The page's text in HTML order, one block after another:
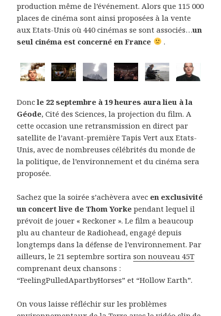
production même de l’événement. Alors que 115 000
places de cinéma sont ainsi proposées à la vente
aux Etats-Unis où 440 cinémas se sont associés…un
seul cinéma est concerné en France
.
Doncle 22 septembre à 19 heures aura lieu à la
Géode, Cité des Sciences, la projection du film. A
cette occasion une retransmission en direct par
satellite de l’avant-première Tapis Vert aux Etats-
Unis, avec de nombreuses célébrités du monde de
la politique, de l’environnement et du cinéma sera
proposée.
Sachez que la soirée s’achèvera avec en exclusivité
un concert live de Thom Yorke pendant lequel il
prévoit de jouer « Reckoner ». Le film a beaucoup
plu au chanteur de Radiohead, engagé depuis
longtemps dans la défense de l’environnement. Par
ailleurs, le 21 septembre sortirason nouveau 45T
comprenant deux chansons :
“FeelingPulledApartbyHorses” et “Hollow Earth”.
On vous laisse réfléchir sur les problèmes